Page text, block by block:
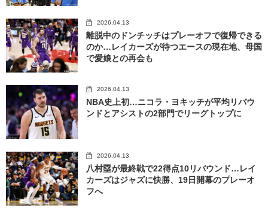
2026.04.13
離脱中のドンチッチはプレーオフで復帰できる
のか…レイカーズが待つエースの現在地、母国
で愛娘との再会も
2026.04.13
NBA史上初…ニコラ・ヨキッチが平均リバウ
ンドとアシストの2部門でリーグトップに
2026.04.13
八村塁が最終戦で22得点10リバウンド…レイ
カーズはジャズに快勝、19日開幕のプレーオ
フへ